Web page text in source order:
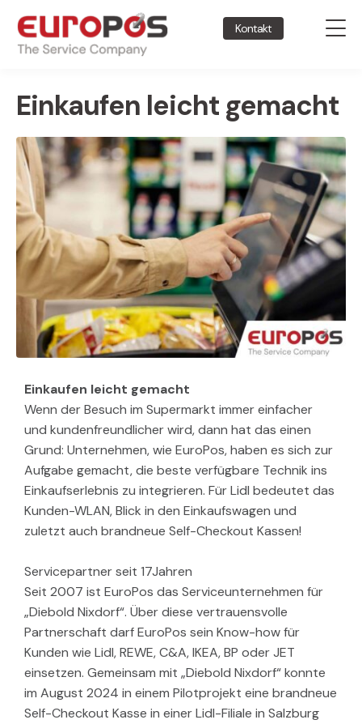
Kontakt
Einkaufen leicht gemacht
Einkaufen leicht gemacht
Wenn der Besuch im Supermarkt immer einfacher
und kundenfreundlicher wird, dann hat das einen
Grund: Unternehmen, wie EuroPos, haben es sich zur
Aufgabe gemacht, die beste verfügbare Technik ins
Einkaufserlebnis zu integrieren. Für Lidl bedeutet das
Kunden-WLAN, Blick in den Einkaufswagen und
zuletzt auch brandneue Self-Checkout Kassen!
Servicepartner seit 17Jahren
Seit 2007 ist EuroPos das Serviceunternehmen für
„Diebold Nixdorf“. Über diese vertrauensvolle
Partnerschaft darf EuroPos sein Know-how für
Kunden wie Lidl, REWE, C&A, IKEA, BP oder JET
einsetzen. Gemeinsam mit „Diebold Nixdorf“ konnte
im August 2024 in einem Pilotprojekt eine brandneue
Self-Checkout Kasse in einer Lidl-Filiale in Salzburg